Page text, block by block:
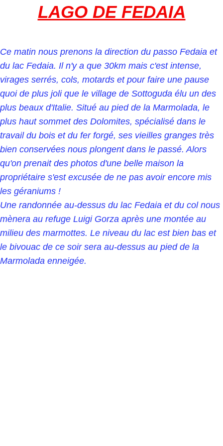
LAGO DE FEDAIA
Ce matin nous prenons la direction du passo Fedaia et
du lac Fedaia. Il n'y a que 30km mais c'est intense,
virages serrés, cols, motards et pour faire une pause
quoi de plus joli que le village de Sottoguda élu un des
plus beaux d'Italie. Situé au pied de la Marmolada, le
plus haut sommet des Dolomites, spécialisé dans le
travail du bois et du fer forgé, ses vieilles granges très
bien conservées nous plongent dans le passé. Alors
qu'on prenait des photos d'une belle maison la
propriétaire s'est excusée de ne pas avoir encore mis
les géraniums !
Une randonnée au-dessus du lac Fedaia et du col nous
mènera au refuge Luigi Gorza après une montée au
milieu des marmottes. Le niveau du lac est bien bas et
le bivouac de ce soir sera au-dessus au pied de la
Marmolada enneigée.